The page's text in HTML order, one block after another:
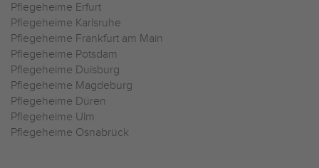
Pflegeheime Erfurt
Pflegeheime Karlsruhe
Pflegeheime Frankfurt am Main
Pflegeheime Potsdam
Pflegeheime Duisburg
Pflegeheime Magdeburg
Pflegeheime Düren
Pflegeheime Ulm
Pflegeheime Osnabrück